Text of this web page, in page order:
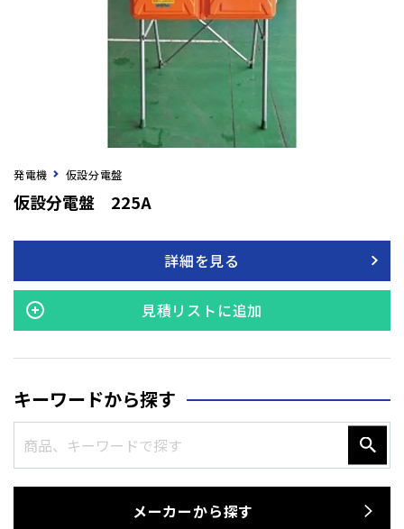
キーワードから探す
メーカーから探す
発電機 仮設分電盤
仮設分電盤 225A
詳細を見る
見積リストに追加